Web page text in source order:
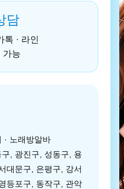
담
톡 · 라인
가능
노래방알바
, 광진구, 성동구, 용
대문구, 은평구, 강서
등포구, 동작구, 관악